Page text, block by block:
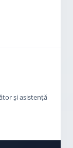
și asistență